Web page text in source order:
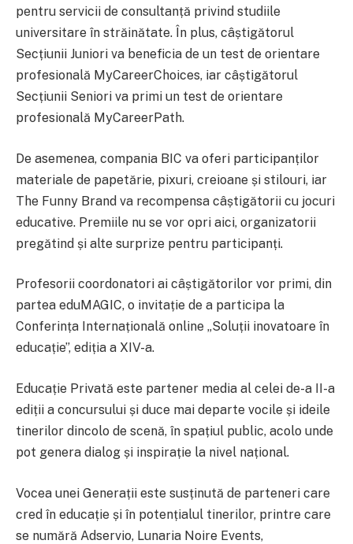
pentru servicii de consultanță privind studiile
universitare în străinătate. În plus, câștigătorul
Secțiunii Juniori va beneficia de un test de orientare
profesională MyCareerChoices, iar câștigătorul
Secțiunii Seniori va primi un test de orientare
profesională MyCareerPath.
De asemenea, compania BIC va oferi participanților
materiale de papetărie, pixuri, creioane și stilouri, iar
The Funny Brand va recompensa câștigătorii cu jocuri
educative. Premiile nu se vor opri aici, organizatorii
pregătind și alte surprize pentru participanți.
Profesorii coordonatori ai câștigătorilor vor primi, din
partea eduMAGIC, o invitație de a participa la
Conferința Internațională online „Soluții inovatoare în
educație”, ediția a XIV-a.
Educație Privată este partener media al celei de-a II-a
ediții a concursului și duce mai departe vocile și ideile
tinerilor dincolo de scenă, în spațiul public, acolo unde
pot genera dialog și inspirație la nivel național.
Vocea unei Generații este susținută de parteneri care
cred în educație și în potențialul tinerilor, printre care
se numără Adservio, Lunaria Noire Events,